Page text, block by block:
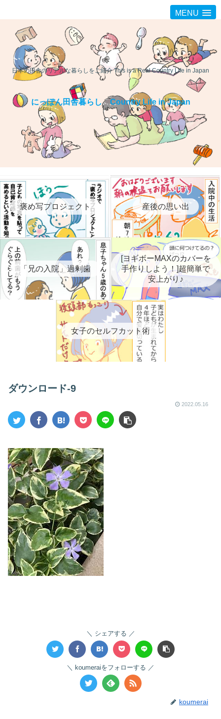
MENU
日本の田舎のリアルな暮らしをご紹介 This is a Real Country Life in Japan
にっぽん田舎暮らし Country Life in Japan
褒め写プロジェクト 産後の思い出
「兄の入院」過剰歯
[ヨギボーMAXのカバーを
手作りしよう！]超簡単で
安上がり♪
女子のセルフカット術
ダウンロード-9
2022.05.16
シェアする
koumeraiをフォローする
koumerai